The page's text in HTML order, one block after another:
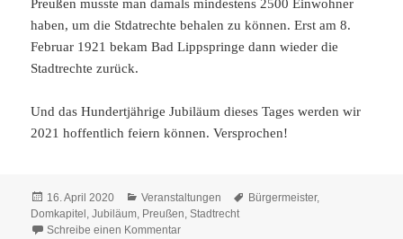
Preußen musste man damals mindestens 2500 Einwohner
haben, um die Stdatrechte behalen zu können. Erst am 8.
Februar 1921 bekam Bad Lippspringe dann wieder die
Stadtrechte zurück.
Und das Hundertjährige Jubiläum dieses Tages werden wir
2021 hoffentlich feiern können. Versprochen!
Veröffentlicht
am
16. April 2020 Kategorien
Veranstaltungen Schlagwörter
Bürgermeister,
Domkapitel ,Jubiläum, Preußen,Stadtrecht
Schreibe einen Kommentarzu Upps! Wir haben was vergessen!